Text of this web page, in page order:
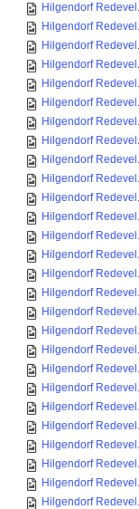
Hilgendorf
Hilgendorf
Hilgendorf
Hilgendorf
Hilgendorf
Hilgendorf
Hilgendorf
Hilgendorf
Hilgendorf
Hilgendorf
Hilgendorf
Hilgendorf
Hilgendorf
Hilgendorf
Hilgendorf
Hilgendorf
Hilgendorf
Hilgendorf
Hilgendorf
Hilgendorf
Hilgendorf
Hilgendorf
Hilgendorf
Hilgendorf
Hilgendorf
Hilgendorf
Hilgendorf